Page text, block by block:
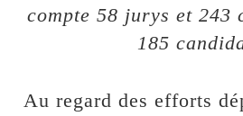
compte 58 jurys et 243
185
Au regard des efforts